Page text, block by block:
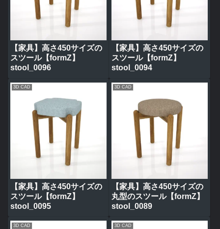
【家具】高さ450サイズの
スツール【formZ】
stool_0096
【家具】高さ450サイズの
スツール【formZ】
stool_0094
3D CAD
【家具】高さ450サイズの
スツール【formZ】
stool_0095
3D CAD
【家具】高さ450サイズの
丸型のスツール【formZ】
stool_0089
3D CAD 3D CAD